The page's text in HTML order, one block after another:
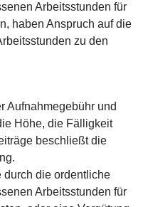
Arbeitsstunden für
haben Anspruch auf die
zu den
Aufnahmegebühr und
Höhe, die Fälligkeit
beschließt die
durch die ordentliche
Arbeitsstunden für